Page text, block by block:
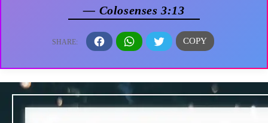
— Colosenses 3:13